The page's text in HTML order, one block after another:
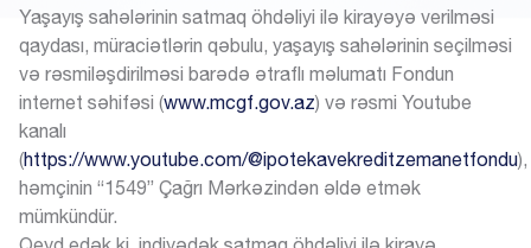
Yaşayış sahələrinin satmaq öhdəliyi ilə kirayəyə verilməsi
qaydası, müraciətlərin qəbulu, yaşayış sahələrinin seçilməsi
və rəsmiləşdirilməsi barədə ətraflı məlumatı Fondun
internet səhifəsi (www.mcgf.gov.az) və rəsmi Youtube
kanalı
(https://www.youtube.com/@ipotekavekreditzemanetfondu),
həmçinin “1549” Çağrı Mərkəzindən əldə etmək
mümkündür.